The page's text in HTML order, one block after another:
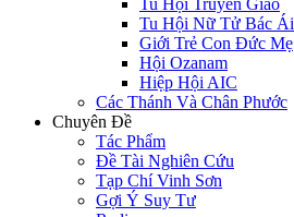
Tu Hội Truyền Giáo
Tu Hội Nữ Tử Bác Ái
Giới Trẻ Con Đức Mẹ
Hội Ozanam
Hiệp Hội AIC
Các Thánh Và Chân Phước
Chuyên Đề
Tác Phẩm
Đề Tài Nghiên Cứu
Tạp Chí Vinh Sơn
Gợi Ý Suy Tư